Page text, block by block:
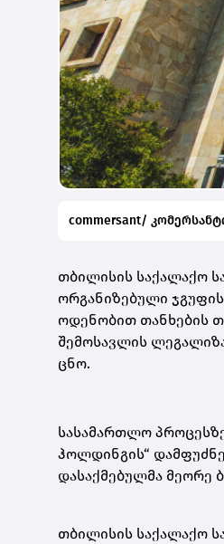
commersant/
თბილისის საქალაქო
ორგანიზებული
ოდენობით თანხების
შემოსავლის
ცნო.
სასამართლო
ჰოლდინგის“
დასაქმებულმა მეორე
თბილისის საქალაქო